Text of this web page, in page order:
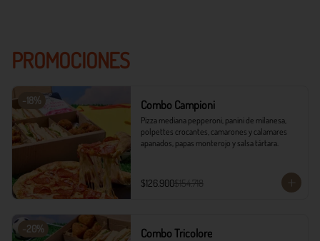
PROMOCIONES
-18% Combo Campioni
Pizza mediana pepperoni, panini de milanesa,
polpettes crocantes, camarones y calamares
apanados, papas monterojo y salsa tártara.
$126.900$154.718
-20% Combo Tricolore